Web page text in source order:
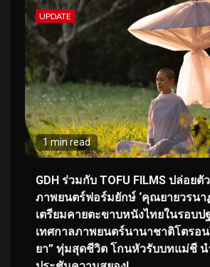
UPDATE
1 min read
GDH ร่วมกับ TOFU FILMS ปล่อยตั
ภาพยนตร์ฟอร์มยักษ์ ‘คุณยายวรนาฏ
เตรียมคายตะขาบหนังไทยในรอบ
เทศกาลภาพยนตร์นานาชาติโตรอน
ยา” ทุ่มสุดชีวิต โกนหัวรับบทแม่ชี